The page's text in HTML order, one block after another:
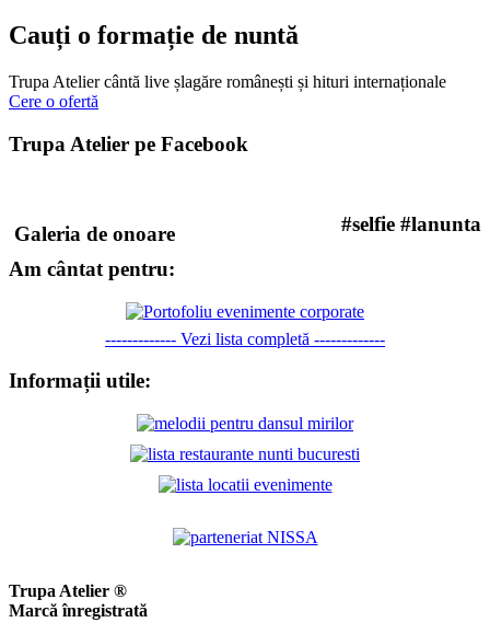
Cauți o formație de nuntă
Trupa Atelier cântă live șlagăre românești și hituri internaționale
Cere o ofertă
Trupa Atelier pe Facebook
Galeria de onoare
#selfie #lanunta
Am cântat pentru:
------------- Vezi lista completă -------------
Informații utile:
Trupa Atelier ®
Marcă înregistrată